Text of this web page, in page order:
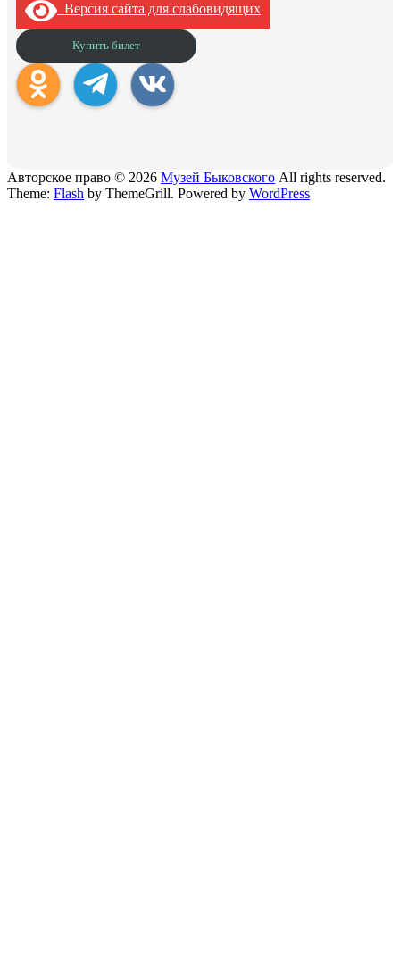
Версия сайта для слабовидящих
Купить билет
Авторское право © 2026 Музей Быковского All rights reserved.
Theme: Flash by ThemeGrill. Powered by WordPress